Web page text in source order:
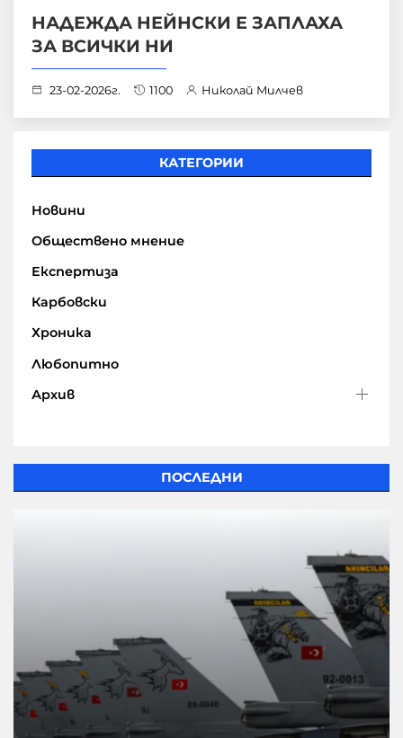
НАДЕЖДА НЕЙНСКИ Е ЗАПЛАХА
ЗА ВСИЧКИ НИ
23-02-2026г. 1100 Николай Милчев
КАТЕГОРИИ
Новини
Обществено мнение
Експертиза
Карбовски
Хроника
Любопитно
Архив
ПОСЛЕДНИ